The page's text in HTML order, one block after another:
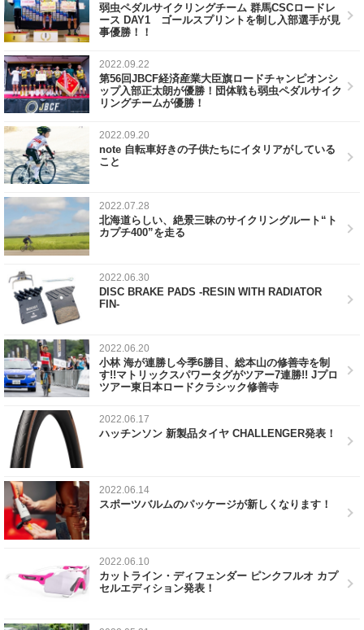
弱虫ペダルサイクリングチーム 群馬CSCロードレ
ース DAY1 ゴールスプリントを制し入部選手が見
事優勝！！
2022.09.22
第56回JBCF経済産業大臣旗ロードチャンピオンシ
ップ入部正太朗が優勝！団体戦も弱虫ペダルサイク
リングチームが優勝！
2022.09.20
note 自転車好きの子供たちにイタリアがしている
こと
2022.07.28
北海道らしい、絶景三昧のサイクリングルート“ト
カプチ400”を走る
2022.06.30
DISC BRAKE PADS -RESIN WITH RADIATOR
FIN-
2022.06.20
小林 海が連勝し今季6勝目、総本山の修善寺を制
す!!マトリックスパワータグがツアー7連勝!! Jプロ
ツアー東日本ロードクラシック修善寺
2022.06.17
ハッチンソン 新製品タイヤ CHALLENGER発表！
2022.06.14
スポーツバルムのパッケージが新しくなります！
2022.06.10
カットライン・ディフェンダー ピンクフルオ カプ
セルエディション発表！